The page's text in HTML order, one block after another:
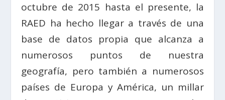
octubre de 2015 hasta el presente, la
RAED ha hecho llegar a través de una
base de datos propia que alcanza a
numerosos puntos de nuestra
geografía, pero también a numerosos
países de Europa y América, un millar